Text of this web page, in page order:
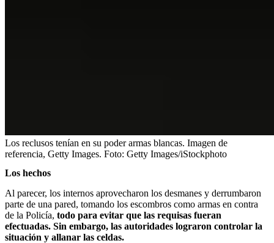
Los reclusos tenían en su poder armas blancas. Imagen de
referencia, Getty Images. Foto: Getty Images/iStockphoto
Los hechos
Al parecer, los internos aprovecharon los desmanes y derrumbaron
parte de una pared, tomando los escombros como armas en contra
de la Policía, todo para evitar que las requisas fueran
efectuadas. Sin embargo, las autoridades lograron controlar la
situación y allanar las celdas.